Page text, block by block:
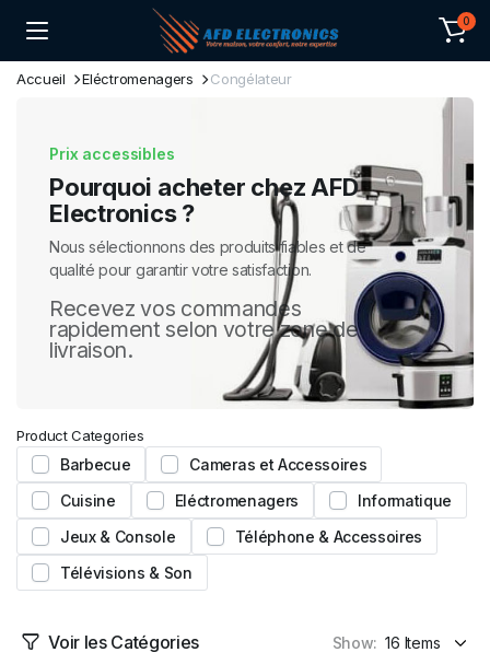
0
Accueil Eléctromenagers Congélateur
Prix accessibles
Pourquoi acheter chez AFD
Electronics ?
Nous sélectionnons des produits fiables et de
qualité pour garantir votre satisfaction.
Recevez vos commandes
rapidement selon votre zone de
livraison.
Product Categories
Barbecue
Cameras et Accessoires
Cuisine
Eléctromenagers
Informatique
Jeux & Console
Téléphone & Accessoires
Télévisions & Son
Voir les Catégories Show: